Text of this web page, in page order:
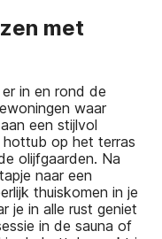
met
in en rond de
waar
een stijlvol
hottub op het terras
olijfgaarden. Na
naar een
thuiskomen in je
je in alle rust geniet
in de sauna of